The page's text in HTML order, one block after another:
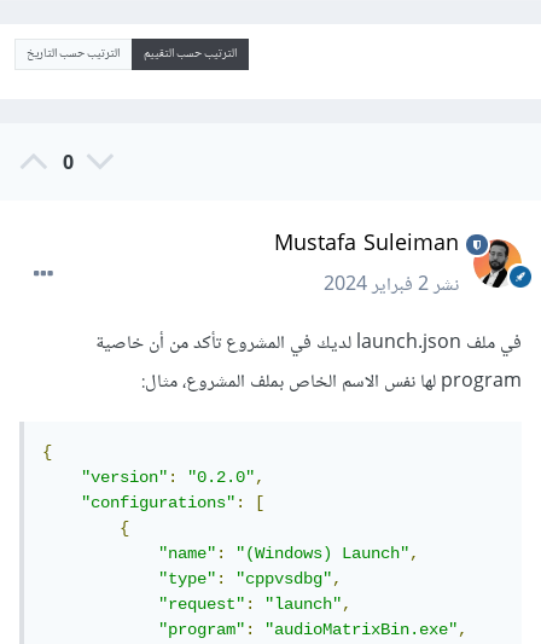
الترتيب حسب التقييم الترتيب حسب التاريخ
0
Mustafa Suleiman
نشر2 فبراير 2024
في ملف launch.json لديك في المشروع تأكد من أن خاصية
program لها نفس الاسم الخاص بملف المشروع، مثال:
{
"version": "0.2.0",
"configurations":
[
{
"name": "(Windows) Launch",
"type": "cppvsdbg",
"request": "launch",
"program": "audioMatrixBin.exe",